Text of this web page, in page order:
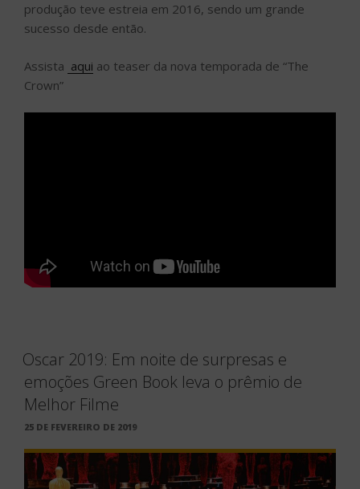
produção teve estreia em 2016, sendo um grande
sucesso desde então.
Assista aqui ao teaser da nova temporada de “The
Crown”
Oscar 2019: Em noite de surpresas e
emoções Green Book leva o prêmio de
Melhor Filme
PUBLICADO
25 DE FEVEREIRO DE 2019